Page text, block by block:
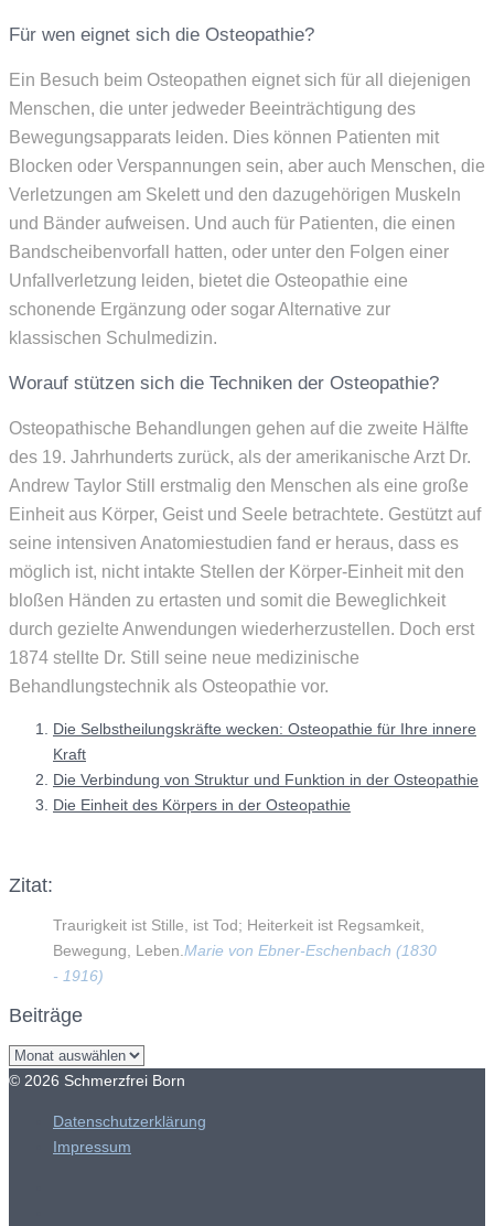
Für wen eignet sich die Osteopathie?
Ein Besuch beim Osteopathen eignet sich für all diejenigen
Menschen, die unter jedweder Beeinträchtigung des
Bewegungsapparats leiden. Dies können Patienten mit
Blocken oder Verspannungen sein, aber auch Menschen, die
Verletzungen am Skelett und den dazugehörigen Muskeln
und Bänder aufweisen. Und auch für Patienten, die einen
Bandscheibenvorfall hatten, oder unter den Folgen einer
Unfallverletzung leiden, bietet die Osteopathie eine
schonende Ergänzung oder sogar Alternative zur
klassischen Schulmedizin.
Worauf stützen sich die Techniken der Osteopathie?
Osteopathische Behandlungen gehen auf die zweite Hälfte
des 19. Jahrhunderts zurück, als der amerikanische Arzt Dr.
Andrew Taylor Still erstmalig den Menschen als eine große
Einheit aus Körper, Geist und Seele betrachtete. Gestützt auf
seine intensiven Anatomiestudien fand er heraus, dass es
möglich ist, nicht intakte Stellen der Körper-Einheit mit den
bloßen Händen zu ertasten und somit die Beweglichkeit
durch gezielte Anwendungen wiederherzustellen. Doch erst
1874 stellte Dr. Still seine neue medizinische
Behandlungstechnik als Osteopathie vor.
Die Selbstheilungskräfte wecken: Osteopathie für Ihre innere
Kraft
Die Verbindung von Struktur und Funktion in der Osteopathie
Die Einheit des Körpers in der Osteopathie
Zitat:
Traurigkeit ist Stille, ist Tod; Heiterkeit ist Regsamkeit,
Bewegung, Leben. Marie von Ebner-Eschenbach (1830
- 1916)
Beiträge
Beiträge
© 2026 Schmerzfrei Born
Datenschutzerklärung
Impressum